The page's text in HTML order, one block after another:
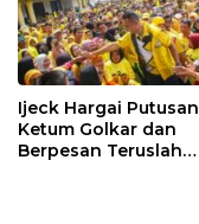
Ijeck Hargai Putusan
Ketum Golkar dan
Berpesan Teruslah